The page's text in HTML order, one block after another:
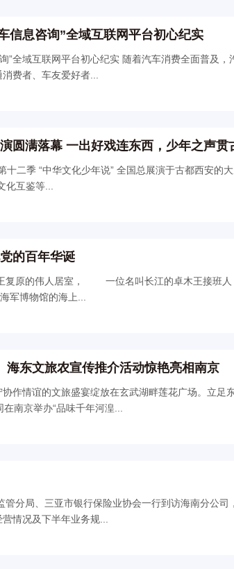
息咨询”全域互联网平台初心纪实
全面普及，汽车已然成为千家万户出行的刚需
费者、车友爱好者...
圆满落幕 一出好戏连东西，少年之声贯
互鉴等...
的百年华诞
民解放军海军博物馆的海上...
东文旅农宣传推介活动惊艳亮相南京
情谊的文旅盛宴绽放在玄武湖畔莲花广场。立足
南京举办“品味千年河湟...
分局、三亚市银行保险业协会一行到访海南分公司
情况及下半年业务规...